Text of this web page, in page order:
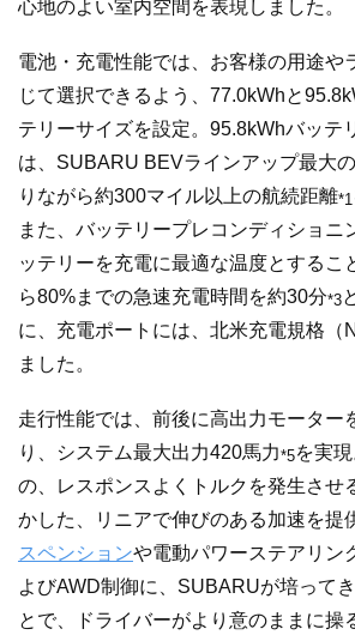
心地のよい室内空間を表現しました。
電池・充電性能では、お客様の用途や
じて選択できるよう、77.0kWhと
テリーサイズを設定。95.8kWhバッテ
は、SUBARU BEVラインアップ最大
りながら約300マイル以上の航続距離*1
また、バッテリープレコンディショニ
ッテリーを充電に最適な温度とするこ
ら80%までの急速充電時間を約30分*3
に、充電ポートには、北米充電規格（
ました。
走行性能では、前後に高出力モーター
り、システム最大出力420馬力*5を実
の、レスポンスよくトルクを発生させ
かした、リニアで伸びのある加速を提
スペンションや電動パワーステアリン
よびAWD制御に、SUBARUが培って
とで、ドライバーがより意のままに操